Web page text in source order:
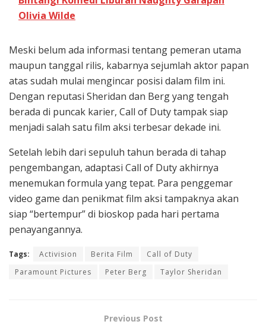
Olivia Wilde
Meski belum ada informasi tentang pemeran utama
maupun tanggal rilis, kabarnya sejumlah aktor papan
atas sudah mulai mengincar posisi dalam film ini.
Dengan reputasi Sheridan dan Berg yang tengah
berada di puncak karier, Call of Duty tampak siap
menjadi salah satu film aksi terbesar dekade ini.
Setelah lebih dari sepuluh tahun berada di tahap
pengembangan, adaptasi Call of Duty akhirnya
menemukan formula yang tepat. Para penggemar
video game dan penikmat film aksi tampaknya akan
siap “bertempur” di bioskop pada hari pertama
penayangannya.
Tags: Activision Berita Film
Call of Duty
Paramount Pictures
Peter Berg Taylor Sheridan
Previous Post